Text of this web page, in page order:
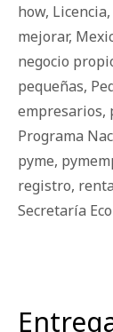
how, Licencia,
mejorar,
negocio
pequeñas,
empresarios,
Programa
pyme,
registro,
Secretaría